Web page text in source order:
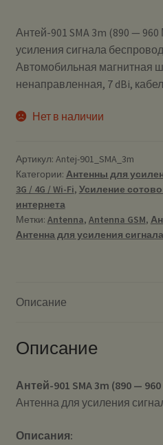
Антей-901 SMA 3m (890 —
усиления сигнала
Автомобильная магнитная
ненаправленная, 7 dBi,
Нет в наличии
Артикул: Antej-901_SMA_3m
Категории: Антенны для
3G / 4G / Wi-Fi, Усиление
интернета
Метки: Antenna, Antenna GSM,
Антенна для усиления сигнала
Описание
Описание
Антей-901 SMA 3m (890 —
Антенна для усиления
Описания: